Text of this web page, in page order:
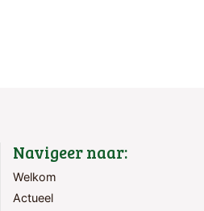
Navigeer naar:
Welkom
Actueel